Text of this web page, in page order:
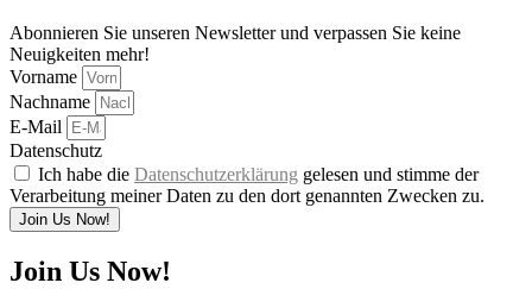
Abonnieren Sie unseren Newsletter und verpassen Sie keine
Neuigkeiten mehr!
Vorname
Nachname
E-Mail
Datenschutz
Ich habe die Datenschutzerklärung gelesen und stimme der
Verarbeitung meiner Daten zu den dort genannten Zwecken zu.
Join Us Now!
Join Us Now!